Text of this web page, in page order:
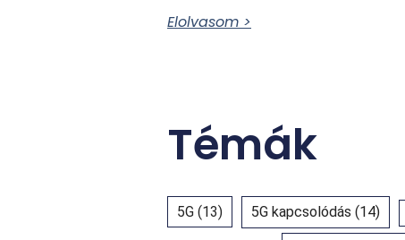
Elolvasom >
Témák
5G (13) 5G kapcsolódás (14)